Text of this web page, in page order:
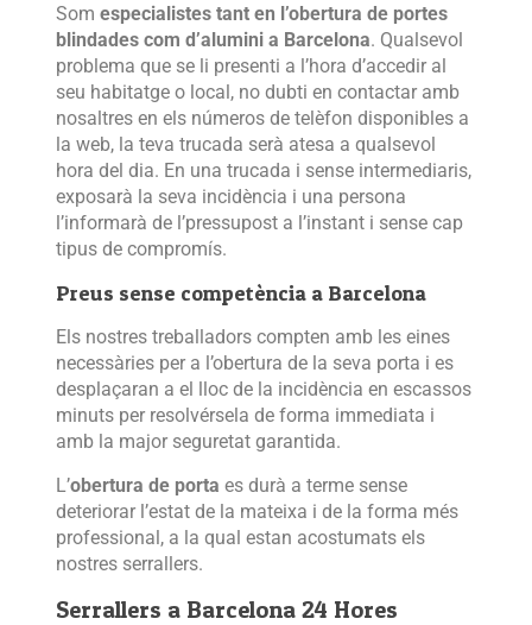
Somespecialistes tant en l’obertura de portes
blindades com d’alumini a Barcelona. Qualsevol
problema que se li presenti a l’hora d’accedir al
seu habitatge o local, no dubti en contactar amb
nosaltres en els números de telèfon disponibles a
la web, la teva trucada serà atesa a qualsevol
hora del dia. En una trucada i sense intermediaris,
exposarà la seva incidència i una persona
l’informarà de l’pressupost a l’instant i sense cap
tipus de compromís.
Preus sense competència a Barcelona
Els nostres treballadors compten amb les eines
necessàries per a l’obertura de la seva porta i es
desplaçaran a el lloc de la incidència en escassos
minuts per resolvérsela de forma immediata i
amb la major seguretat garantida.
L’obertura de porta es durà a terme sense
deteriorar l’estat de la mateixa i de la forma més
professional, a la qual estan acostumats els
nostres serrallers.
Serrallers a Barcelona 24 Hores